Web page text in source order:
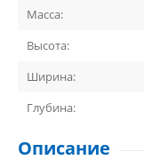
Масса:
Высота:
Ширина:
Глубина:
Описание